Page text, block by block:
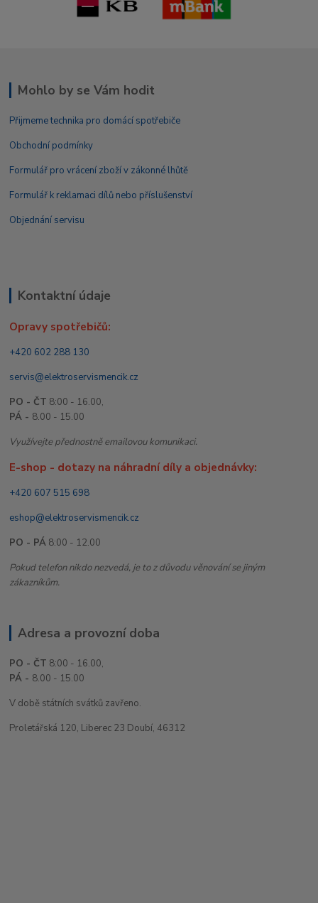
Mohlo by se Vám hodit
Přijmeme technika pro domácí spotřebiče
Obchodní podmínky
Formulář pro vrácení zboží v zákonné lhůtě
Formulář k reklamaci dílů nebo příslušenství
Objednání servisu
Kontaktní údaje
Opravy spotřebičů:
+420 602 288 130
servis@elektroservismencik.cz
PO - ČT 8:00 - 16.00,
PÁ - 8.00 - 15.00
Využívejte přednostně emailovou komunikaci.
E-shop - dotazy na náhradní díly a objednávky:
+420 607 515 698
eshop@elektroservismencik.cz
PO - PÁ 8:00 - 12.00
Pokud telefon nikdo nezvedá, je to z důvodu věnování se jiným
zákazníkům.
Adresa a provozní doba
PO - ČT 8:00 - 16.00,
PÁ - 8.00 - 15.00
V době státních svátků zavřeno.
Proletářská 120, Liberec 23 Doubí, 46312